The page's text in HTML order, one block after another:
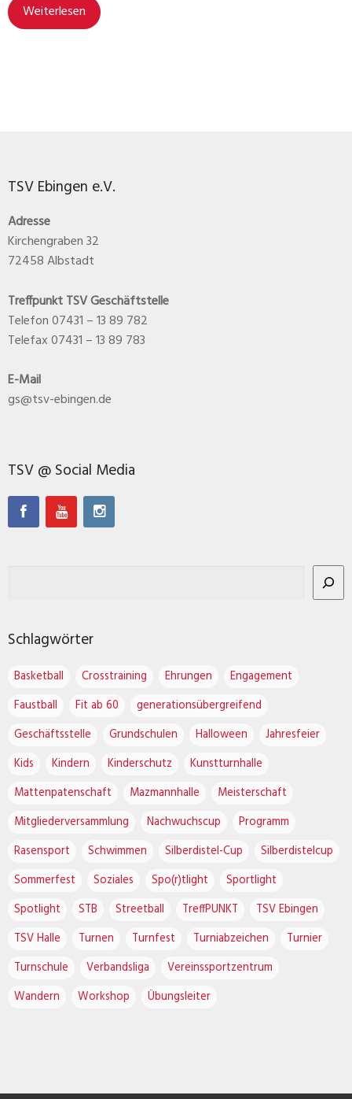
Weiterlesen
TSV Ebingen e.V.
Adresse
Kirchengraben 32
72458 Albstadt
Treffpunkt TSV Geschäftstelle
Telefon 07431 – 13 89 782
Telefax 07431 – 13 89 783
E-Mail
gs@tsv-ebingen.de
TSV @ Social Media
Schlagwörter
Basketball Crosstraining Ehrungen
Engagement
Faustball
Fit ab 60
generationsübergreifend
Geschäftsstelle
Grundschulen Halloween
Jahresfeier
Kids
Kindern Kinderschutz
Kunstturnhalle
Mattenpatenschaft
Mazmannhalle
Meisterschaft
Mitgliederversammlung
Nachwuchscup
Programm
Rasensport
Schwimmen Silberdistel-Cup
Silberdistelcup
Sommerfest
Soziales Spo(r)tlight
Sportlight
Spotlight
STB Streetball TreffPUNKT
TSV Ebingen
TSV Halle
Turnen Turnfest Turniabzeichen
Turnier
Turnschule
Verbandsliga
Vereinssportzentrum
Wandern
Workshop Übungsleiter